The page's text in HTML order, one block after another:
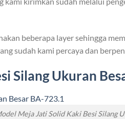
beberapa layer sehingga
sudah kami percaya dan
Silang Ukuran
Meja Jati Solid Kaki Besi Silang